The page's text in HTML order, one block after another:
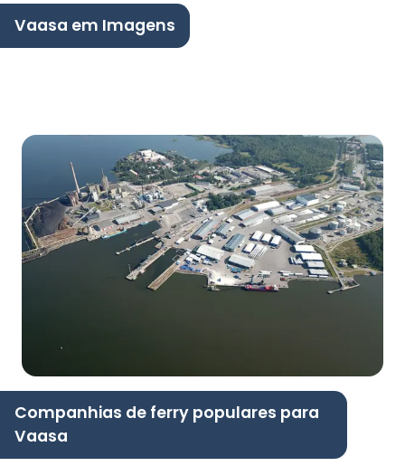
Vaasa em Imagens
Companhias de ferry populares para
Vaasa